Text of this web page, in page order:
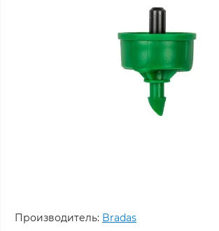
Производитель: Bradas